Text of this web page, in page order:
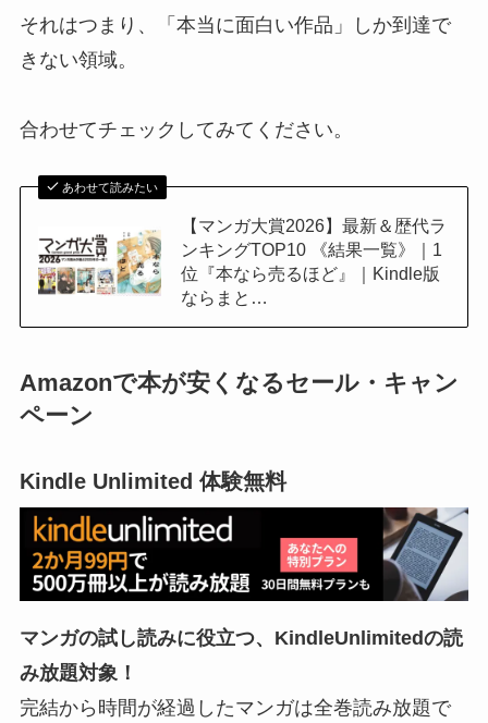
それはつまり、「本当に面白い作品」しか到達で
きない領域。
合わせてチェックしてみてください。
あわせて読みたい
【マンガ大賞2026】最新＆歴代ラ
ンキングTOP10 《結果一覧》｜1
位『本なら売るほど』｜Kindle版
ならまと…
Amazonで本が安くなるセール・キャン
ペーン
Kindle Unlimited 体験無料
マンガの試し読みに役立つ、KindleUnlimitedの読
み放題対象！
完結から時間が経過したマンガは全巻読み放題で